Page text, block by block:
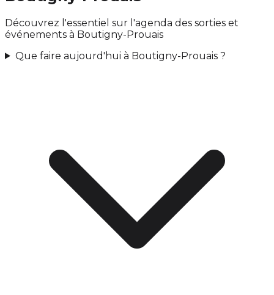
Découvrez l'essentiel sur l'agenda des sorties et
événements à Boutigny-Prouais
Que faire aujourd'hui à Boutigny-Prouais ?